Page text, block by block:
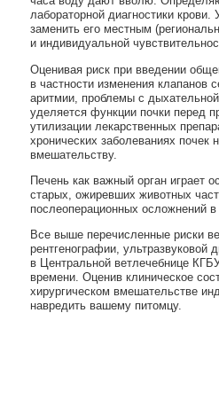
лабораторной диагностики
заменить его местным
и индивидуальной
Оценивая риск при введении
в частности изменения
аритмии, проблемы с
уделяется функции почки перед
утилизации лекарственных
хронических заболеваниях почек
вмешательству.
Печень как важный орган играет
старых, ожиревших животных
послеоперационных осложнений
Все выше перечисленные риски
рентгенографии, ультразвуковой
в Центральной ветлечебнице
времени. Оценив клиническое
хирургическом вмешательстве
навредить вашему питомцу.